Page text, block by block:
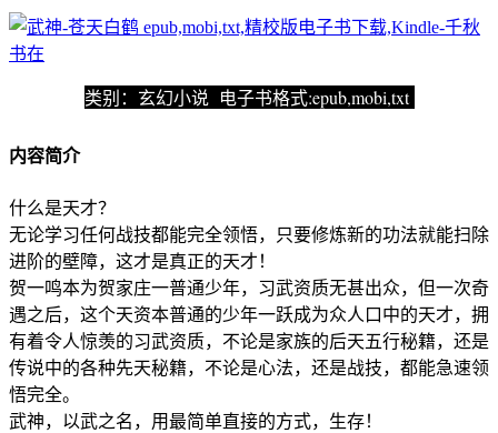
类别：玄幻小说 电子书格式:epub,mobi,txt
内容简介
什么是天才？
无论学习任何战技都能完全领悟，只要修炼新的功法就能扫除
进阶的壁障，这才是真正的天才！
贺一鸣本为贺家庄一普通少年，习武资质无甚出众，但一次奇
遇之后，这个天资本普通的少年一跃成为众人口中的天才，拥
有着令人惊羡的习武资质，不论是家族的后天五行秘籍，还是
传说中的各种先天秘籍，不论是心法，还是战技，都能急速领
悟完全。
武神，以武之名，用最简单直接的方式，生存！